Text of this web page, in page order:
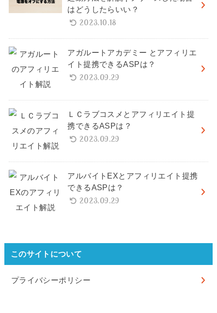
はどうしたらいい？
2023.10.18
アガルートアカデミー とアフィリエ
イト提携できるASPは？
2023.09.29
ＬＣラブコスメとアフィリエイト提
携できるASPは？
2023.09.29
アルバイトEXとアフィリエイト提携
できるASPは？
2023.09.29
このサイトについて
プライバシーポリシー